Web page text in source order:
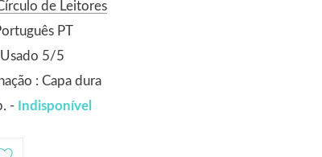
de Leitores
PT
Usado 5/5
: Capa dura
- Indisponível